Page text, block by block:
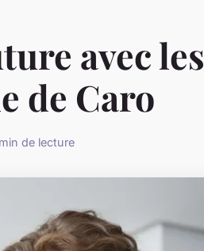
avec les
de Caro
de lecture